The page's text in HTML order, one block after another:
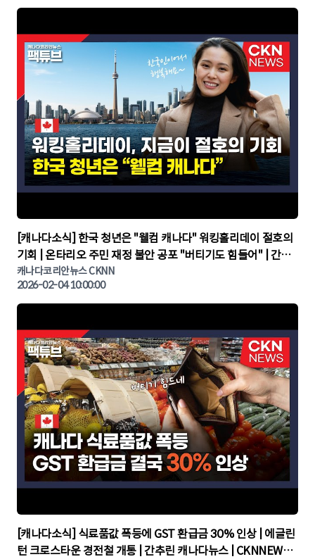
▶
[캐나다소식] 한국 청년은 "웰컴 캐나다" 워킹홀리데이 절호의
기회 | 온타리오 주민 재정 불안 공포 "버티기도 힘들어" | 간추
린 캐나다뉴스 | CKNNEWS, 캐나다코리안뉴스
캐나다코리안뉴스 CKNN
2026-02-04 10:00:00
▶
[캐나다소식] 식료품값 폭등에 GST 환급금 30% 인상 | 에글린
턴 크로스타운 경전철 개통 | 간추린 캐나다뉴스 | CKNNEWS,